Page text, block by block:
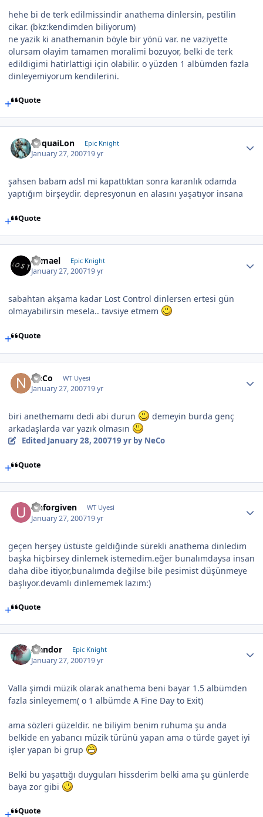
hehe bi de terk edilmissindir anathema dinlersin, pestilin
cikar. (bkz:kendimden biliyorum)
ne yazik ki anathemanin böyle bir yönü var. ne vaziyette
olursam olayim tamamen moralimi bozuyor, belki de terk
edildigimi hatirlattigi için olabilir. o yüzden 1 albümden fazla
dinleyemiyorum kendilerini.
Quote
YuquaiLon Epic Knight
January 27, 200719 yr
şahsen babam adsl mi kapattıktan sonra karanlık odamda
yaptığım birşeydir. depresyonun en alasını yaşatıyor insana
Quote
Samael Epic Knight
January 27, 200719 yr
sabahtan akşama kadar Lost Control dinlersen ertesi gün
olmayabilirsin mesela.. tavsiye etmem
Quote
NeCo WT Uyesi
January 27, 200719 yr
biri anethemamı dedi abi durun
demeyin burda genç
arkadaşlarda var yazık olmasın
Edited January 28, 200719 yrby NeCo
Quote
Unforgiven WT Uyesi
January 27, 200719 yr
geçen herşey üstüste geldiğinde sürekli anathema dinledim
başka hiçbirsey dinlemek istemedim.eğer bunalımdaysa insan
daha dibe itiyor,bunalımda değilse bile pesimist düşünmeye
başlıyor.devamlı dinlememek lazım:)
Quote
Isandor Epic Knight
January 27, 200719 yr
Valla şimdi müzik olarak anathema beni bayar 1.5 albümden
fazla sinleyemem( o 1 albümde A Fine Day to Exit)
ama sözleri güzeldir. ne biliyim benim ruhuma şu anda
belkide en yabancı müzik türünü yapan ama o türde gayet iyi
işler yapan bi grup
Belki bu yaşattığı duyguları hissderim belki ama şu günlerde
baya zor gibi
Quote